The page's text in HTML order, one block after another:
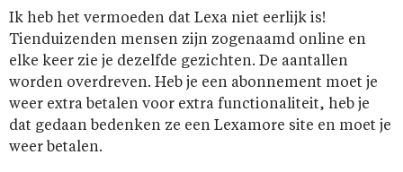
Ik heb het vermoeden dat Lexa niet eerlijk is!
Tienduizenden mensen zijn zogenaamd online en
elke keer zie je dezelfde gezichten. De aantallen
worden overdreven. Heb je een abonnement moet je
weer extra betalen voor extra functionaliteit, heb je
dat gedaan bedenken ze een Lexamore site en moet je
weer betalen.